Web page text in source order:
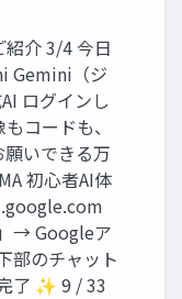
紹介 3/4 今⽇
Gemini（ジ
ログインし
コードも、
いできる万
初⼼者AI体
→ Googleア
部のチャット
了 ✨ 9 / 33